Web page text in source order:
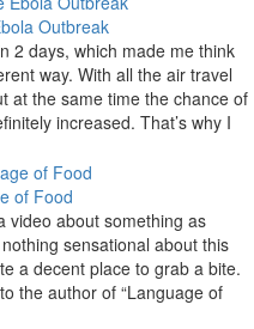
Outbreak
2 days, which made me think
way. With all the air travel
at the same time the chance of
increased. That’s why I
of Food
video about something as
sensational about this
a decent place to grab a bite.
the author of “Language of